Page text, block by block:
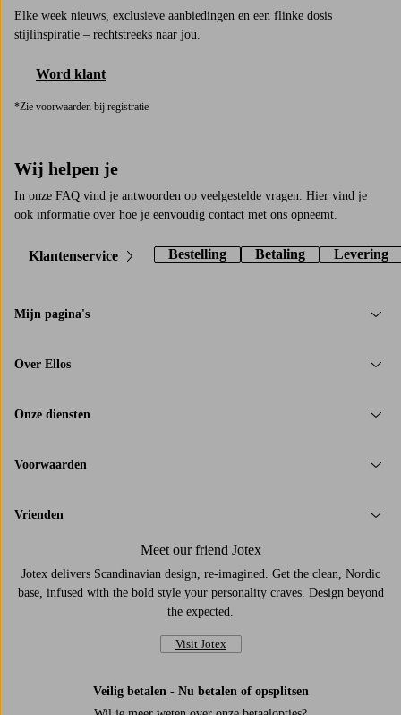
Elke week nieuws, exclusieve aanbiedingen en een flinke dosis
stijlinspiratie – rechtstreeks naar jou.
Word klant
*Zie voorwaarden bij registratie
Wij helpen je
In onze FAQ vind je antwoorden op veelgestelde vragen. Hier vind je
ook informatie over hoe je eenvoudig contact met ons opneemt.
Klantenservice Bestelling Betaling Levering
Mijn pagina's
Over Ellos
Onze diensten
Voorwaarden
Vrienden
Meet our friend Jotex
Jotex delivers Scandinavian design, re-imagined. Get the clean, Nordic
base, infused with the bold style your personality craves. Design beyond
the expected.
Visit Jotex
Veilig betalen - Nu betalen of opsplitsen